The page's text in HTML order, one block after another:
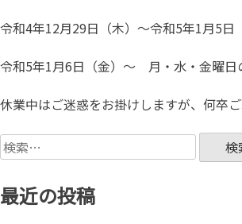
令和4年12月29日（木）～令和5年1月5日
令和5年1月6日（金）～ 月・水・金曜日
休業中はご迷惑をお掛けしますが、何卒
最近の投稿